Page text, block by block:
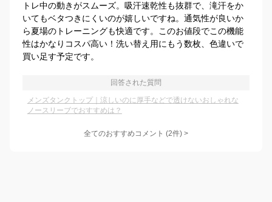
トレ中の動きがスムーズ。吸汗速乾性も抜群で、滝汗をか
いてもベタつきにくいのが嬉しいですね。通気性が良いか
ら夏場のトレーニングも快適です。このお値段でこの機能
性はかなりコスパ高い！洗い替え用にもう数枚、色違いで
買い足す予定です。
回答された質問
メンズタンクトップ｜涼しいのに厚手などで透けないおしゃれな
ノースリーブでおすすめは？
全てのおすすめコメント (2件) >